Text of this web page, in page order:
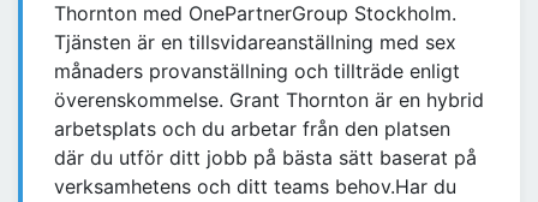
Thornton med OnePartnerGroup Stockholm.
Tjänsten är en tillsvidareanställning med sex
månaders provanställning och tillträde enligt
överenskommelse. Grant Thornton är en hybrid
arbetsplats och du arbetar från den platsen
där du utför ditt jobb på bästa sätt baserat på
verksamhetens och ditt teams behov.Har du